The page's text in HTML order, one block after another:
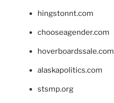
hingstonnt.com
chooseagender.com
hoverboardssale.com
alaskapolitics.com
stsmp.org